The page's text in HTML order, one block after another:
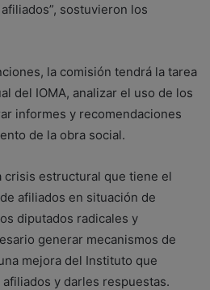
sostuvieron los
la comisión tendrá la tarea
del IOMA, analizar el uso de los
informes y recomendaciones
de la obra social.
crisis estructural que tiene el
afiliados en situación de
diputados radicales y
generar mecanismos de
mejora del Instituto que
y darles respuestas.